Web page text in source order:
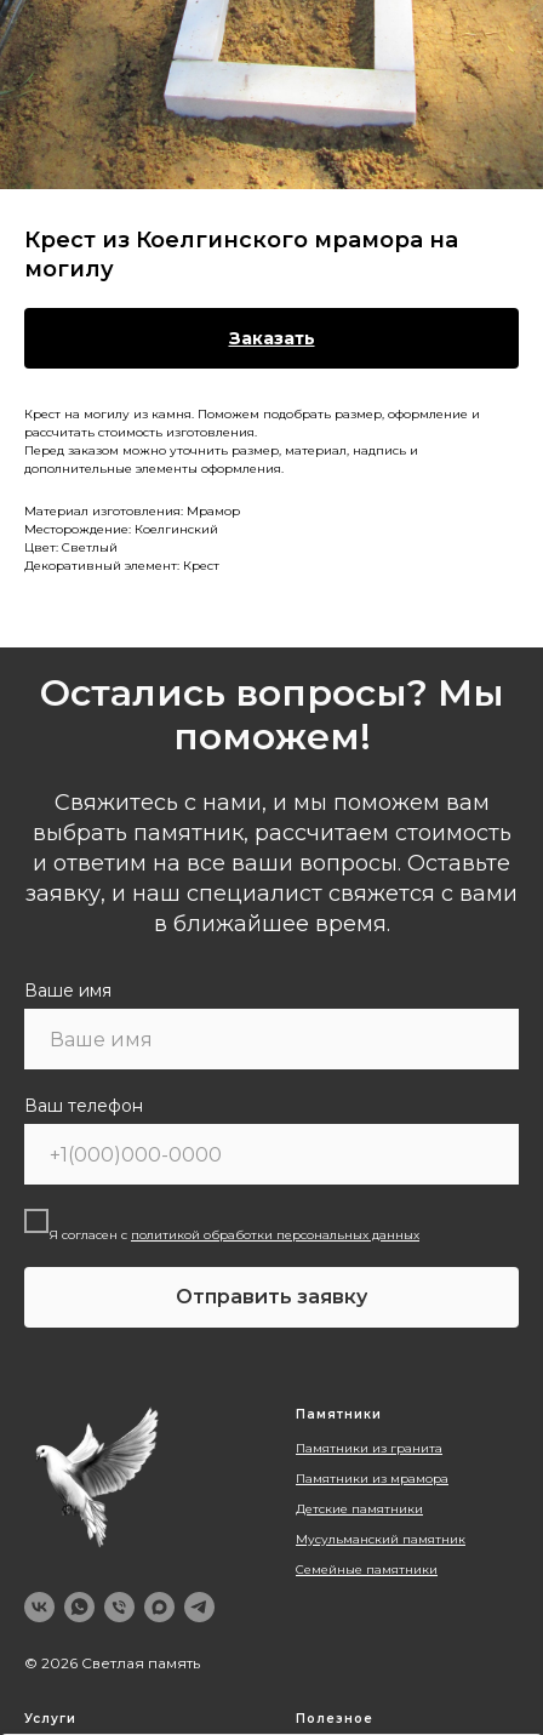
Крест из Коелгинского мрамора на
могилу
Заказать
Крест на могилу из камня. Поможем подобрать размер, оформление и
рассчитать стоимость изготовления.
Перед заказом можно уточнить размер, материал, надпись и
дополнительные элементы оформления.
Материал изготовления: Мрамор
Месторождение: Коелгинский
Цвет: Светлый
Декоративный элемент: Крест
Остались вопросы? Мы
поможем!
Свяжитесь с нами, и мы поможем вам
выбрать памятник, рассчитаем стоимость
и ответим на все ваши вопросы. Оставьте
заявку, и наш специалист свяжется с вами
в ближайшее время.
Ваше имя
Ваш телефон
Я согласен с политикой обработки персональных данных
Отправить заявку
© 2026 Светлая память
Памятники
Памятники из гранита
Памятники из мрамора
Детские памятники
Мусульманский памятник
Семейные памятники
Услуги Полезное